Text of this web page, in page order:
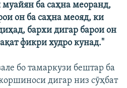
муайян ба саҳна меоранд,
он ба саҳна меояд, ки
бархи дигар барои он
фикри худро кунад."
бо тамаркузи бештар ба
дигар низ сӯҳбат